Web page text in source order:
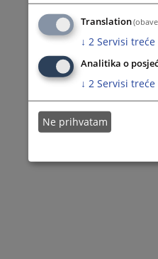
Translation
↓ 2 Servisi
Analitika o
↓ 2 Servisi
Ne prihvatam